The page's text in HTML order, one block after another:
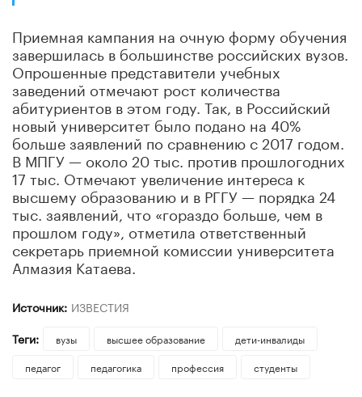
Приемная кампания на очную форму обучения
завершилась в большинстве российских вузов.
Опрошенные представители учебных
заведений отмечают рост количества
абитуриентов в этом году. Так, в Российский
новый университет было подано на 40%
больше заявлений по сравнению с 2017 годом.
В МПГУ — около 20 тыс. против прошлогодних
17 тыс. Отмечают увеличение интереса к
высшему образованию и в РГГУ — порядка 24
тыс. заявлений, что «гораздо больше, чем в
прошлом году», отметила ответственный
секретарь приемной комиссии университета
Алмазия Катаева.
Источник: ИЗВЕСТИЯ
Теги:
вузы высшее образование
дети-инвалиды
педагог
педагогика профессия студенты